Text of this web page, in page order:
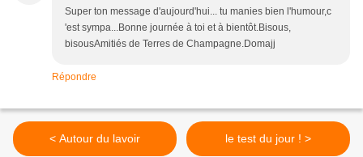
Super ton message d'aujourd'hui... tu manies bien l'humour,c
'est sympa...Bonne journée à toi et à bientôt.Bisous,
bisousAmitiés de Terres de Champagne.Domajj
Répondre
< Autour du lavoir le test du jour ! >